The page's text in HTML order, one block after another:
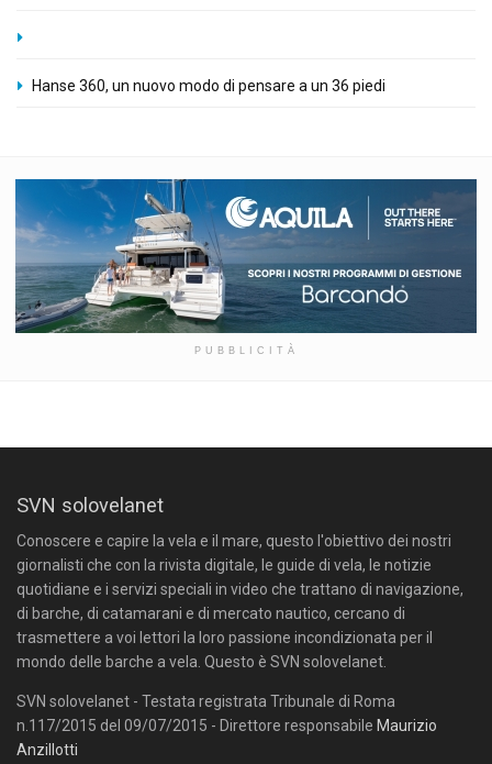
Hanse 360, un nuovo modo di pensare a un 36 piedi
PUBBLICITÀ
SVN solovelanet
Conoscere e capire la vela e il mare, questo l'obiettivo dei nostri
giornalisti che con la rivista digitale, le guide di vela, le notizie
quotidiane e i servizi speciali in video che trattano di navigazione,
di barche, di catamarani e di mercato nautico, cercano di
trasmettere a voi lettori la loro passione incondizionata per il
mondo delle barche a vela. Questo è SVN solovelanet.
SVN solovelanet - Testata registrata Tribunale di Roma
n.117/2015 del 09/07/2015 - Direttore responsabile Maurizio
Anzillotti